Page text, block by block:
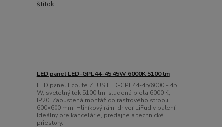
LED panel LED-GPL44-45 45W 6000K 5100 lm
LED panel Ecolite ZEUS LED-GPL44-45/6000 – 45
W, svetelný tok 5100 lm, studená biela 6000 K,
IP20. Zapustená montáž do rastrového stropu
600×600 mm. Hliníkový rám, driver LiFud v balení.
Ideálny pre kancelárie, predajne a technické
priestory.